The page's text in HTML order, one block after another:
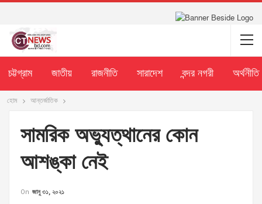
চট্টগ্রাম জাতীয় রাজনীতি সারাদেশ বন্দর নগরী অর্থনীতি
হোম আন্তর্জাতিক
সামরিক অভ্যুত্থানের কোন
আশঙ্কা নেই
On জানু ৩১, ২০২১